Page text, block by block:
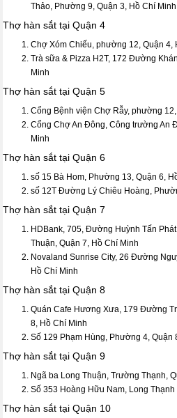
Thảo, Phường 9, Quận 3, Hồ Chí Minh
Thợ hàn sắt tại Quận 4
Chợ Xóm Chiếu, phường 12, Quận 4,
Trà sữa & Pizza H2T, 172 Đường
Minh
Thợ hàn sắt tại Quận 5
Cổng Bệnh viện Chợ Rẫy, phường
Cổng Chợ An Đông, Công trường An
Minh
Thợ hàn sắt tại Quận 6
số 15 Bà Hom, Phường 13, Quận 6,
số 12T Đường Lý Chiêu Hoàng,
Thợ hàn sắt tại Quận 7
HDBank, 705, Đường Huỳnh Tấn
Thuận, Quận 7, Hồ Chí Minh
Novaland Sunrise City, 26 Đường
Hồ Chí Minh
Thợ hàn sắt tại Quận 8
Quán Cafe Hương Xưa, 179 Đường
8, Hồ Chí Minh
Số 129 Phạm Hùng, Phường 4, Quận
Thợ hàn sắt tại Quận 9
Ngã ba Long Thuận, Trường Thạnh,
Số 353 Hoàng Hữu Nam, Long
Thợ hàn sắt tại Quận 10